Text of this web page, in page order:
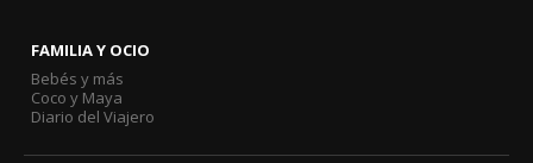
FAMILIA Y OCIO
Bebés y más
Coco y Maya
Diario del Viajero